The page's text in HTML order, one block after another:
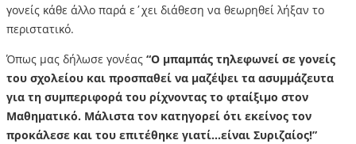
γονείς κάθε άλλο παρά ε΄χει διάθεση να θεωρηθεί λήξαν το
περιστατικό.
Όπως μας δήλωσε γονέας “Ο μπαμπάς τηλεφωνεί σε γονείς
του σχολείου και προσπαθεί να μαζέψει τα ασυμμάζευτα
για τη συμπεριφορά του ρίχνοντας το φταίξιμο στον
Μαθηματικό. Μάλιστα τον κατηγορεί ότι εκείνος τον
προκάλεσε και του επιτέθηκε γιατί…είναι Συριζαίος!”